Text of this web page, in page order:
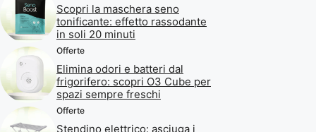
Scopri la maschera seno
tonificante: effetto rassodante
in soli 20 minuti
Offerte
Elimina odori e batteri dal
frigorifero: scopri O3 Cube per
spazi sempre freschi
Offerte
Stendino elettrico: asciuga i